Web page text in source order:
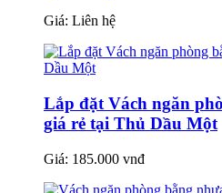
Giá: Liên hệ
Lắp đặt Vách ngăn
giá rẻ tại Thủ Dầu Một
Giá: 185.000 vnđ